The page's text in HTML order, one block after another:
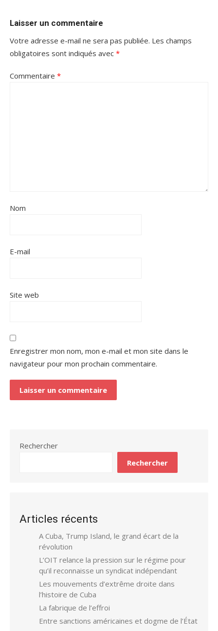
Laisser un commentaire
Votre adresse e-mail ne sera pas publiée. Les champs
obligatoires sont indiqués avec *
Commentaire *
Nom
E-mail
Site web
Enregistrer mon nom, mon e-mail et mon site dans le
navigateur pour mon prochain commentaire.
Rechercher
Rechercher
Articles récents
A Cuba, Trump Island, le grand écart de la
révolution
L’OIT relance la pression sur le régime pour
qu’il reconnaisse un syndicat indépendant
Les mouvements d’extrême droite dans
l’histoire de Cuba
La fabrique de l’effroi
Entre sanctions américaines et dogme de l’État